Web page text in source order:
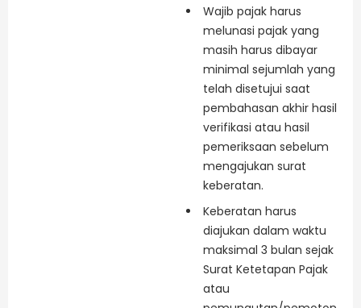
Wajib pajak harus
melunasi pajak yang
masih harus dibayar
minimal sejumlah yang
telah disetujui saat
pembahasan akhir hasil
verifikasi atau hasil
pemeriksaan sebelum
mengajukan surat
keberatan.
Keberatan harus
diajukan dalam waktu
maksimal 3 bulan sejak
Surat Ketetapan Pajak
atau